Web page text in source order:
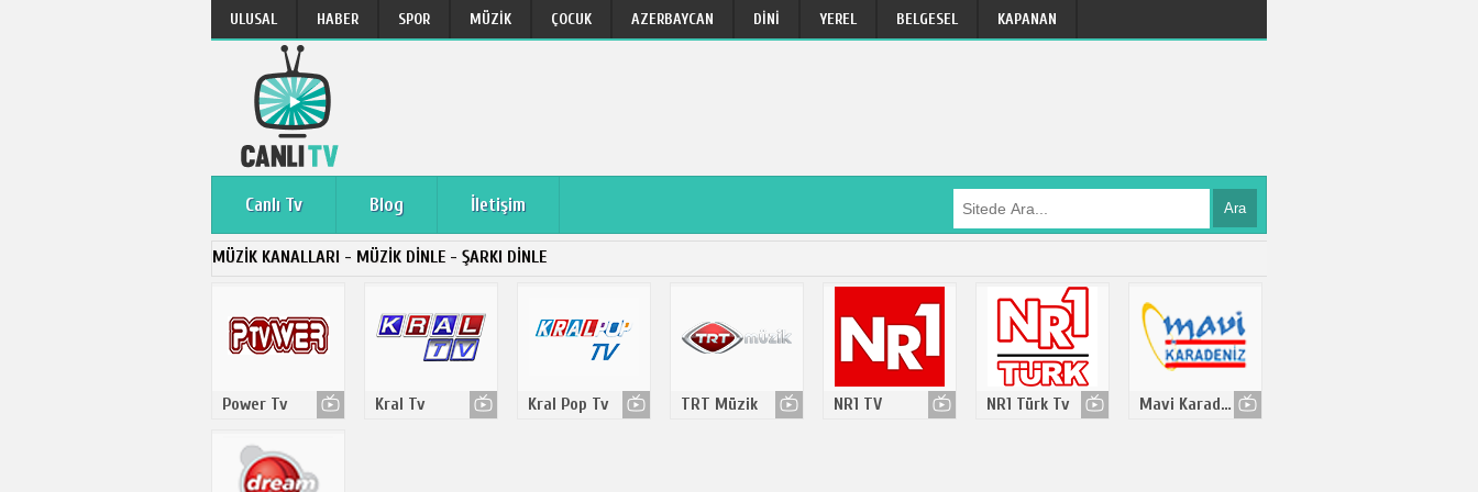
ULUSAL HABER SPOR MÜZIK ÇOCUK AZERBAYCAN DINI YEREL BELGESEL KAPANAN
Canlı Tv Blog İletişim Ara
MÜZIK KANALLARI - MÜZIK DINLE - ŞARKI DINLE
Power Tv Kral Tv Kral Pop Tv TRT Müzik NR1 TV NR1 Türk Tv Mavi Karadeniz Tv